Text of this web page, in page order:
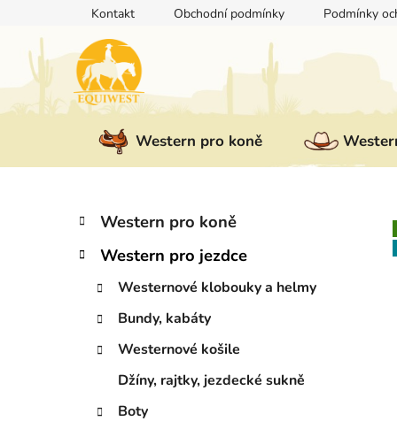
obsah
Kontakt Obchodní podmínky Podmínky
Western pro koně
P
s
Přeskočit
kategorie
K
a
Western pro koně
Western pro jezdce
Westernové klobouky a helmy
Bundy, kabáty
Westernové košile
Džíny, rajtky, jezdecké sukně
Boty